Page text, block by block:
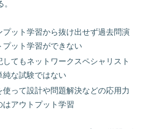
プット学習から抜け出せず過去問演
プット学習ができない
てもネットワークスペシャリスト
純な試験ではない
使って設計や問題解決などの応用力
はアウトプット学習